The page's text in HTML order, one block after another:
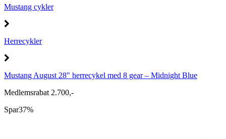
Mustang cykler
Herrecykler
Mustang August 28" herrecykel med 8 gear – Midnight Blue
Medlemsrabat 2.700,-
Spar37%